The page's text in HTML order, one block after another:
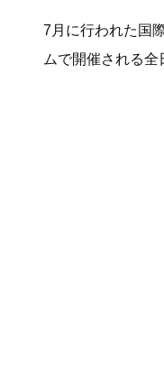
7月に行われた国
ムで開催される全